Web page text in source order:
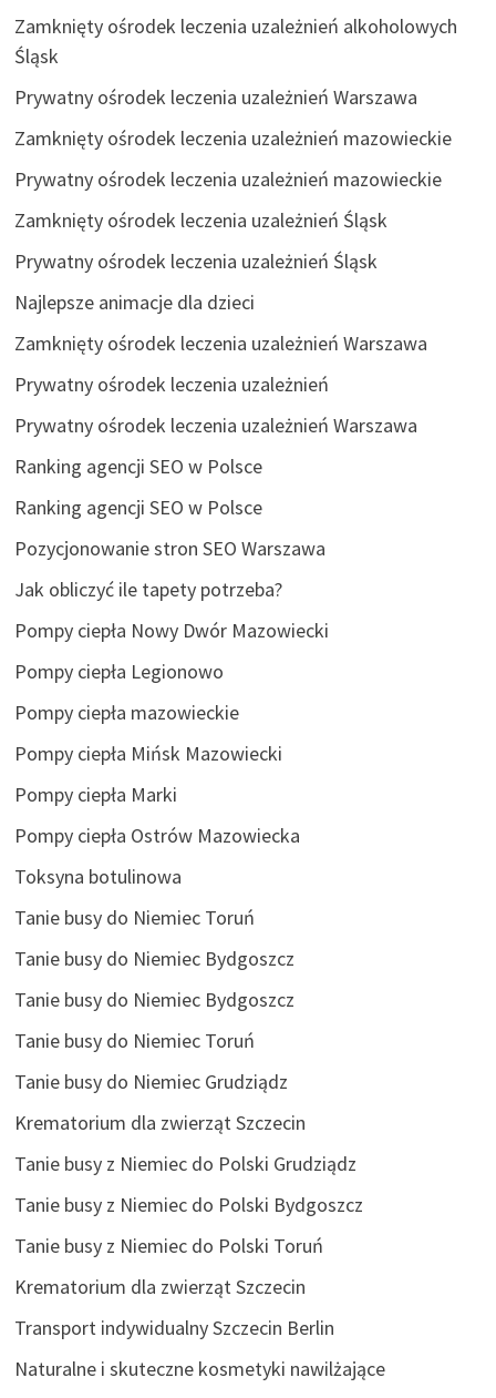
Zamknięty ośrodek leczenia uzależnień alkoholowych
Śląsk
Prywatny ośrodek leczenia uzależnień Warszawa
Zamknięty ośrodek leczenia uzależnień mazowieckie
Prywatny ośrodek leczenia uzależnień mazowieckie
Zamknięty ośrodek leczenia uzależnień Śląsk
Prywatny ośrodek leczenia uzależnień Śląsk
Najlepsze animacje dla dzieci
Zamknięty ośrodek leczenia uzależnień Warszawa
Prywatny ośrodek leczenia uzależnień
Prywatny ośrodek leczenia uzależnień Warszawa
Ranking agencji SEO w Polsce
Ranking agencji SEO w Polsce
Pozycjonowanie stron SEO Warszawa
Jak obliczyć ile tapety potrzeba?
Pompy ciepła Nowy Dwór Mazowiecki
Pompy ciepła Legionowo
Pompy ciepła mazowieckie
Pompy ciepła Mińsk Mazowiecki
Pompy ciepła Marki
Pompy ciepła Ostrów Mazowiecka
Toksyna botulinowa
Tanie busy do Niemiec Toruń
Tanie busy do Niemiec Bydgoszcz
Tanie busy do Niemiec Bydgoszcz
Tanie busy do Niemiec Toruń
Tanie busy do Niemiec Grudziądz
Krematorium dla zwierząt Szczecin
Tanie busy z Niemiec do Polski Grudziądz
Tanie busy z Niemiec do Polski Bydgoszcz
Tanie busy z Niemiec do Polski Toruń
Krematorium dla zwierząt Szczecin
Transport indywidualny Szczecin Berlin
Naturalne i skuteczne kosmetyki nawilżające